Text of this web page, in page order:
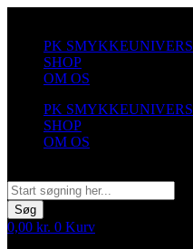
indholdPK SMYKKEUNIVERS
SHOP
OM OS
PK SMYKKEUNIVERS
SHOP
OM OS
Søg
0,00 kr. 0 Kurv